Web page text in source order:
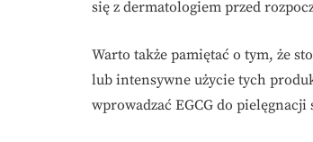
się z dermatologiem przed
Warto także pamiętać o tym, że
lub intensywne użycie tych
wprowadzać EGCG do